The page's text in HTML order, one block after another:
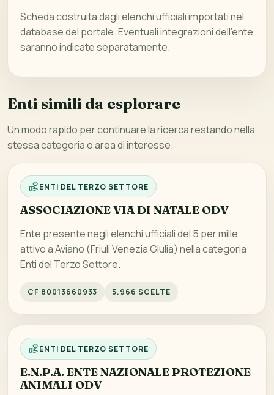
Scheda costruita dagli elenchi ufficiali importati nel
database del portale. Eventuali integrazioni dell’ente
saranno indicate separatamente.
Enti simili da esplorare
Un modo rapido per continuare la ricerca restando nella
stessa categoria o area di interesse.
ENTI DEL TERZO SETTORE
ASSOCIAZIONE VIA DI NATALE ODV
Ente presente negli elenchi ufficiali del 5 per mille,
attivo a Aviano (Friuli Venezia Giulia) nella categoria
Enti del Terzo Settore.
CF 80013660933 5.966 SCELTE
ENTI DEL TERZO SETTORE
E.N.P.A. ENTE NAZIONALE PROTEZIONE
ANIMALI ODV